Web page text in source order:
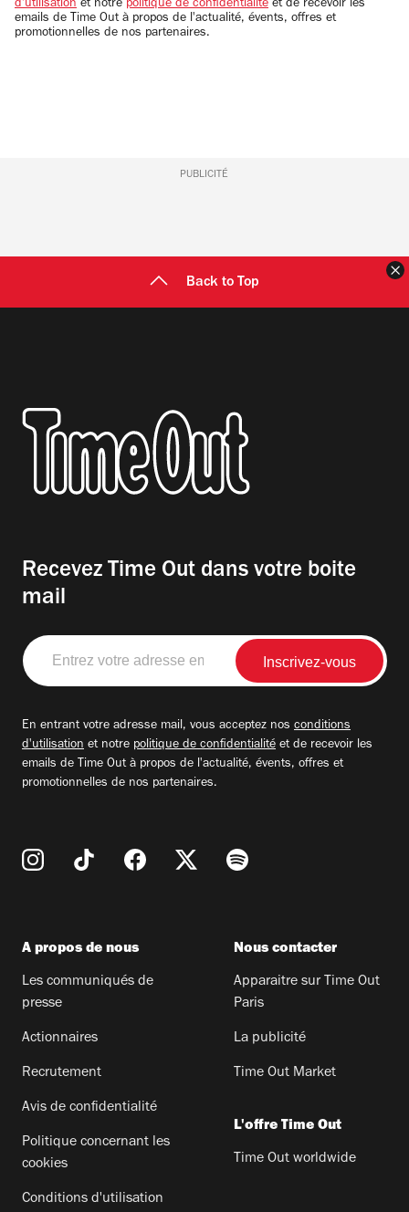
d'utilisation et notre politique de confidentialité et de recevoir les
emails de Time Out à propos de l'actualité, évents, offres et
promotionnelles de nos partenaires.
PUBLICITÉ
Back to Top
Recevez Time Out dans votre boite
mail
Entrez
votre
adresse
En entrant votre adresse mail, vous acceptez nos conditions
d'utilisation et notre politique de confidentialité et de recevoir les
emails de Time Out à propos de l'actualité, évents, offres et
promotionnelles de nos partenaires.
A propos de nous
Les communiqués de
presse
Actionnaires
Recrutement
Avis de confidentialité
Politique concernant les
cookies
Conditions d'utilisation
Nous contacter
Apparaitre sur Time Out
Paris
La publicité
Time Out Market
L'offre Time Out
Time Out worldwide